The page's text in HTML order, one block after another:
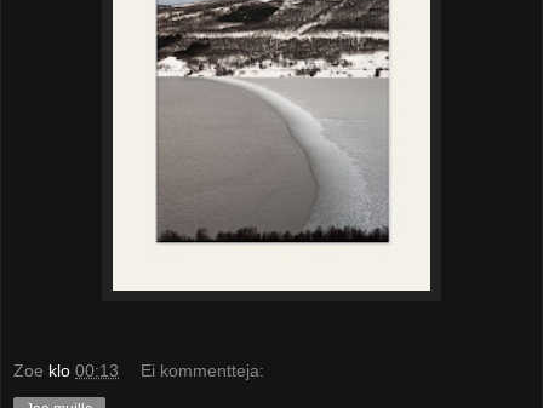
Zoe klo 00:13 Ei kommentteja: